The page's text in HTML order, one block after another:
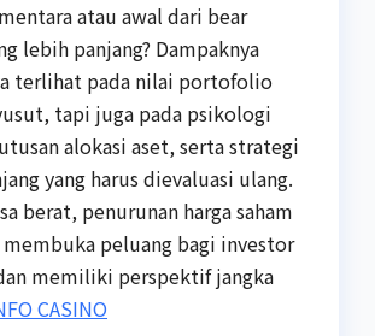
atau awal dari bear
lebih panjang? Dampaknya
terlihat pada nilai portofolio
tapi juga pada psikologi
alokasi aset, serta strategi
yang harus dievaluasi ulang.
berat, penurunan harga saham
peluang bagi investor
memiliki perspektif jangka
CASINO